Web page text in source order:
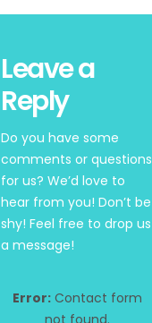
Leave a
Reply
Do you have some
comments or questions
for us? We’d love to
hear from you! Don’t be
shy! Feel free to drop us
a message!
Error:Contact form